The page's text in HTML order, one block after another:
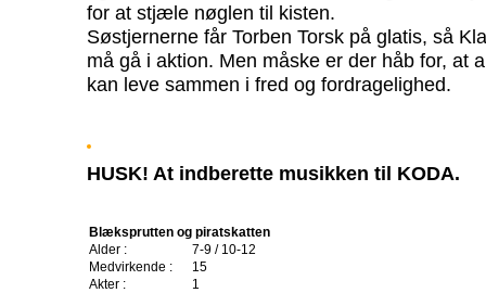
for at stjæle nøglen til kisten.
Søstjernerne får Torben Torsk på glatis, så
må gå i aktion. Men måske er der håb for, at
kan leve sammen i fred og fordragelighed.
HUSK! At indberette musikken til KODA.
Blæksprutten og piratskatten
Alder :
7-9 / 10-12
Medvirkende :
15
Akter :
1